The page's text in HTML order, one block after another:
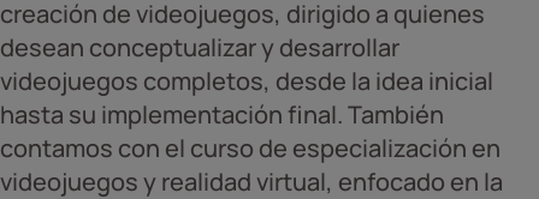
creación de videojuegos, dirigido a quienes
desean conceptualizar y desarrollar
videojuegos completos, desde la idea inicial
hasta su implementación final. También
contamos con el curso de especialización en
videojuegos y realidad virtual, enfocado en la